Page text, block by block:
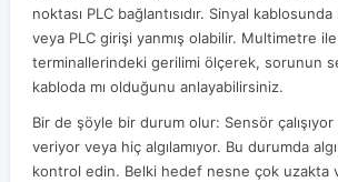
noktası PLC bağlantısıdır. Sinyal
veya PLC girişi yanmış olabilir. Multimetre ile
terminallerindeki gerilimi ölçerek, sorunun
kabloda mı olduğunu anlayabilirsiniz.
Bir de şöyle bir durum olur: Sensör
veriyor veya hiç algılamıyor. Bu durumda
kontrol edin. Belki hedef nesne çok uzakta